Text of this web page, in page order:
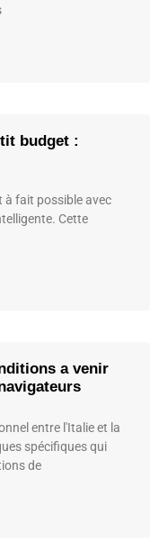
budget :
à fait possible avec
Cette
a venir
entre l'Italie et la
spécifiques qui
de